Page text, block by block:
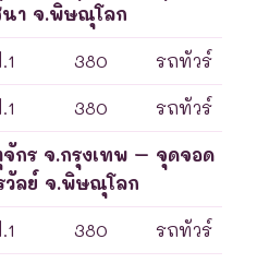
นา จ.พิษณุโลก
380 รถทัวร์
380 รถทัวร์
กร จ.กรุงเทพ – จุดจอด
วัลย์ จ.พิษณุโลก
380 รถทัวร์